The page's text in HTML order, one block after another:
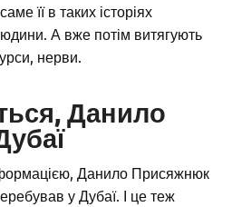
її в таких історіях
А вже потім витягують
нерви.
Данило
Данило Присяжнюк
у Дубаї. І це теж